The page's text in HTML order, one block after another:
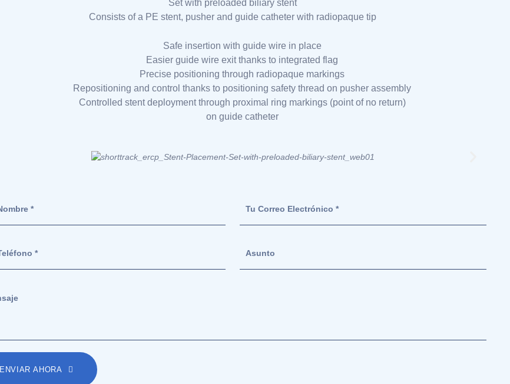
Set with preloaded biliary stent
Consists of a PE stent, pusher and guide catheter with radiopaque tip
Safe insertion with guide wire in place
Easier guide wire exit thanks to integrated flag
Precise positioning through radiopaque markings
Repositioning and control thanks to positioning safety thread on pusher assembly
Controlled stent deployment through proximal ring markings (point of no return)
on guide catheter
ENVIAR AHORA